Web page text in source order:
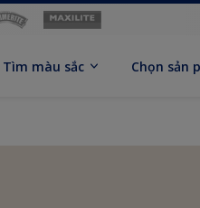
Tìm màu sắc Chọn sản